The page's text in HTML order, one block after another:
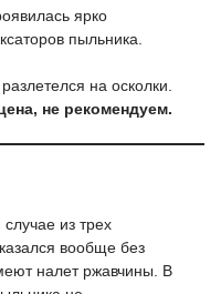
ярко
пыльника.
на осколки.
не рекомендуем.
из трех
вообще без
налет ржавчины. В